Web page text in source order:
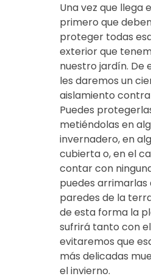
Una vez que llega
primero que
proteger todas
exterior que
nuestro jardín. De
les daremos un
aislamiento
Puedes
metiéndolas en
invernadero, en
cubierta o, en el
contar con
puedes arrimarlas
paredes de la
de esta forma la
sufrirá tanto con
evitaremos que
más delicadas
el invierno.